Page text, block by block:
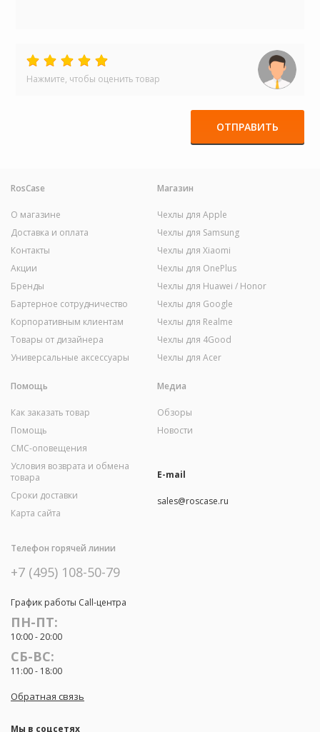
Нажмите, чтобы оценить товар
ОТПРАВИТЬ
RosCase
О магазине
Доставка и оплата
Контакты
Акции
Бренды
Бартерное сотрудничество
Корпоративным клиентам
Товары от дизайнера
Универсальные аксессуары
Магазин
Чехлы для Apple
Чехлы для Samsung
Чехлы для Xiaomi
Чехлы для OnePlus
Чехлы для Huawei / Honor
Чехлы для Google
Чехлы для Realme
Чехлы для 4Good
Чехлы для Acer
Помощь
Как заказать товар
Помощь
СМС-оповещения
Условия возврата и обмена
товара
Сроки доставки
Карта сайта
Медиа
Обзоры
Новости
E-mail
sales@roscase.ru
Телефон горячей линии
+7 (495) 108-50-79
График работы Call-центра
ПН-ПТ:
10:00 - 20:00
СБ-ВС:
11:00 - 18:00
Обратная связь
Мы в соцсетях